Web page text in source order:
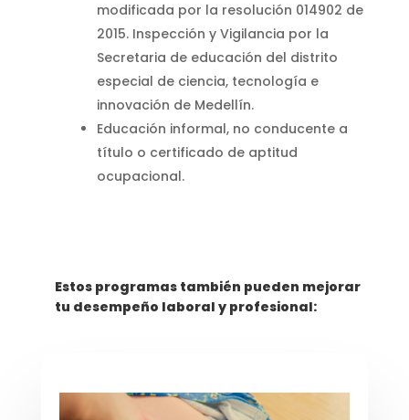
modificada por la resolución 014902 de
2015. Inspección y Vigilancia por la
Secretaria de educación del distrito
especial de ciencia, tecnología e
innovación de Medellín.
Educación informal, no conducente a
título o certificado de aptitud
ocupacional.
Estos programas también pueden mejorar
tu desempeño laboral y profesional: